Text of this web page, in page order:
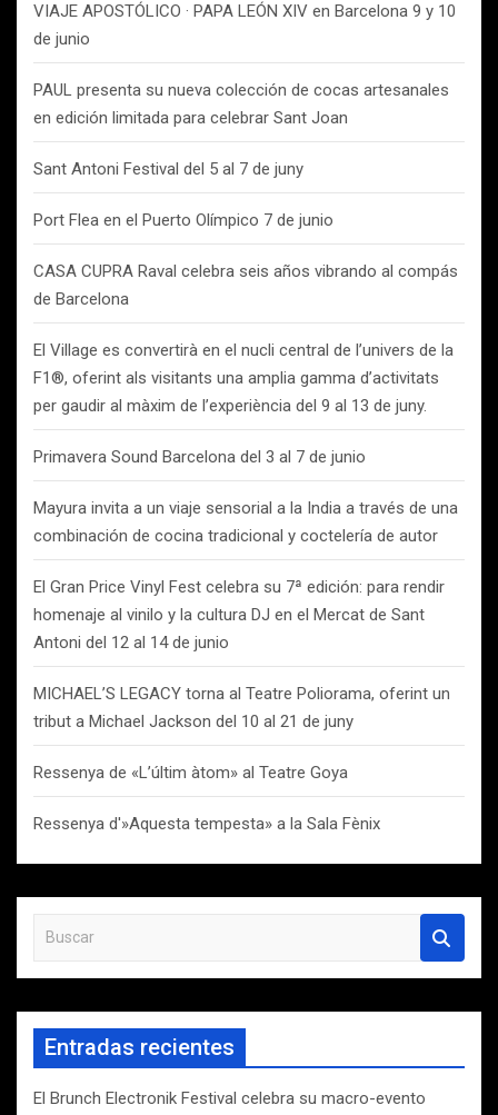
VIAJE APOSTÓLICO · PAPA LEÓN XIV en Barcelona 9 y 10
de junio
PAUL presenta su nueva colección de cocas artesanales
en edición limitada para celebrar Sant Joan
Sant Antoni Festival del 5 al 7 de juny
Port Flea en el Puerto Olímpico 7 de junio
CASA CUPRA Raval celebra seis años vibrando al compás
de Barcelona
El Village es convertirà en el nucli central de l’univers de la
F1®, oferint als visitants una amplia gamma d’activitats
per gaudir al màxim de l’experiència del 9 al 13 de juny.
Primavera Sound Barcelona del 3 al 7 de junio
Mayura invita a un viaje sensorial a la India a través de una
combinación de cocina tradicional y coctelería de autor
El Gran Price Vinyl Fest celebra su 7ª edición: para rendir
homenaje al vinilo y la cultura DJ en el Mercat de Sant
Antoni del 12 al 14 de junio
MICHAEL’S LEGACY torna al Teatre Poliorama, oferint un
tribut a Michael Jackson del 10 al 21 de juny
Ressenya de «L’últim àtom» al Teatre Goya
Ressenya d'»Aquesta tempesta» a la Sala Fènix
s
c
r
Entradas recientes
El Brunch Electronik Festival celebra su macro-evento